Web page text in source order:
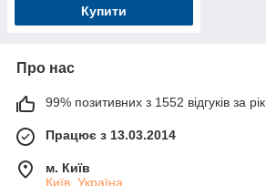
Купити
Про нас
99% позитивних з 1552 відгуків за рік
Працює з 13.03.2014
м. Київ
Київ, Україна